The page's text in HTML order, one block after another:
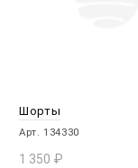
Шорты
Арт. 134330
1 350 ₽